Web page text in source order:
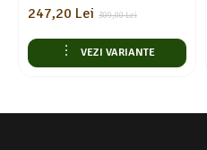
309,00 Lei
247,20 Lei
VEZI VARIANTE